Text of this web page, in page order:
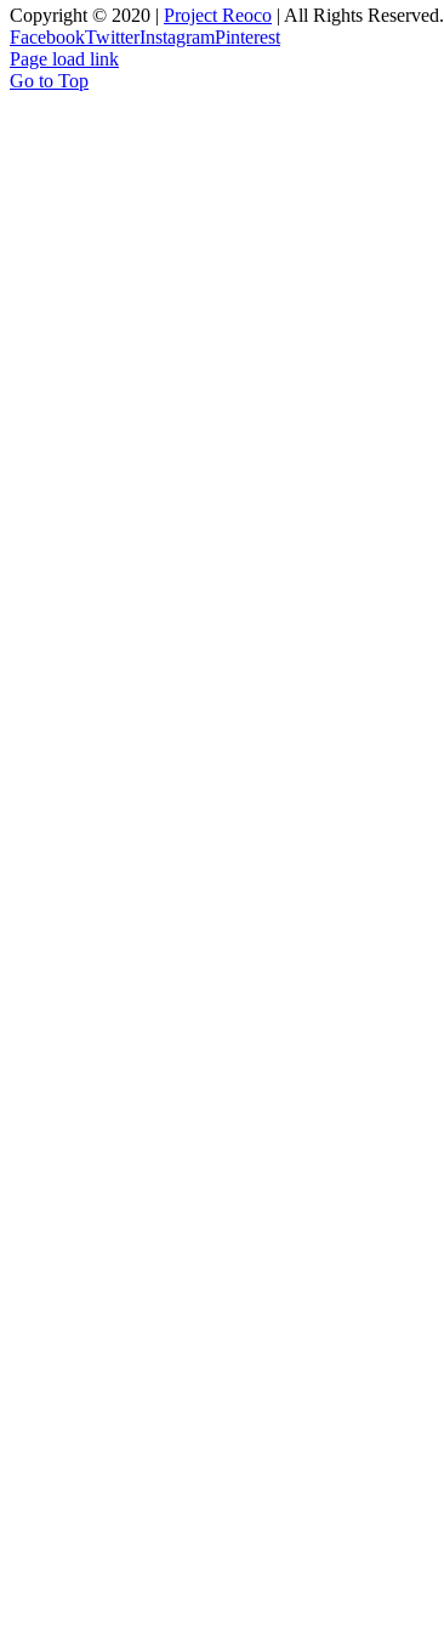
Copyright © 2020 | Project Reoco | All Rights Reserved.
FacebookTwitterInstagramPinterest
Page load link
Go to Top